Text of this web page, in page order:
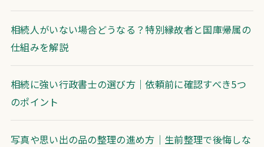
相続人がいない場合どうなる？特別縁故者と国庫帰属の
仕組みを解説
相続に強い行政書士の選び方｜依頼前に確認すべき5つ
のポイント
写真や思い出の品の整理の進め方｜生前整理で後悔しな